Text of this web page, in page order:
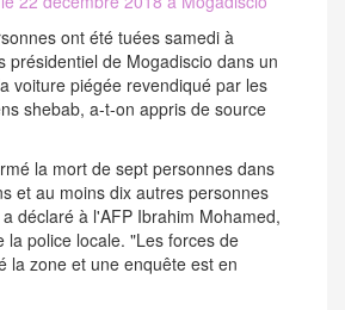
ont été tuées samedi à
présidentiel de Mogadiscio dans un
voiture piégée revendiqué par les
shebab, a-t-on appris de source
la mort de sept personnes dans
et au moins dix autres personnes
déclaré à l'AFP Ibrahim Mohamed,
la police locale. "Les forces de
la zone et une enquête est en